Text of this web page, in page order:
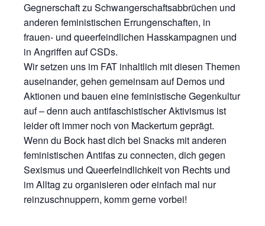
Gegnerschaft zu Schwangerschaftsabbrüchen und
anderen feministischen Errungenschaften, in
frauen- und queerfeindlichen Hasskampagnen und
in Angriffen auf CSDs.
Wir setzen uns im FAT inhaltlich mit diesen Themen
auseinander, gehen gemeinsam auf Demos und
Aktionen und bauen eine feministische Gegenkultur
auf – denn auch antifaschistischer Aktivismus ist
leider oft immer noch von Mackertum geprägt.
Wenn du Bock hast dich bei Snacks mit anderen
feministischen Antifas zu connecten, dich gegen
Sexismus und Queerfeindlichkeit von Rechts und
im Alltag zu organisieren oder einfach mal nur
reinzuschnuppern, komm gerne vorbei!